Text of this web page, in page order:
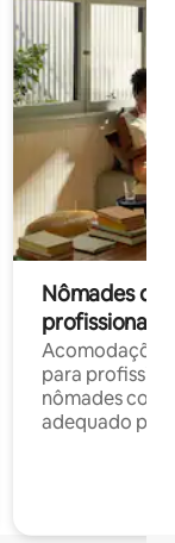
Nômades
profissionais
para
nômades com
adequado